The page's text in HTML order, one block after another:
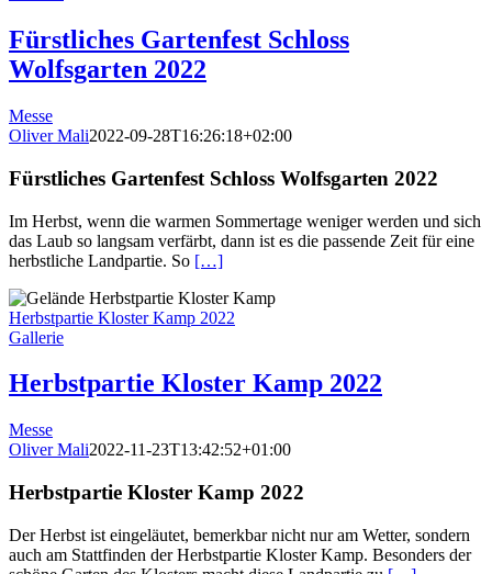
Fürstliches Gartenfest Schloss
Wolfsgarten 2022
Messe
Oliver Mali2022-09-28T16:26:18+02:00
Fürstliches Gartenfest Schloss Wolfsgarten 2022
Im Herbst, wenn die warmen Sommertage weniger werden und sich
das Laub so langsam verfärbt, dann ist es die passende Zeit für eine
herbstliche Landpartie. So […]
Herbstpartie Kloster Kamp 2022
Gallerie
Herbstpartie Kloster Kamp 2022
Messe
Oliver Mali2022-11-23T13:42:52+01:00
Herbstpartie Kloster Kamp 2022
Der Herbst ist eingeläutet, bemerkbar nicht nur am Wetter, sondern
auch am Stattfinden der Herbstpartie Kloster Kamp. Besonders der